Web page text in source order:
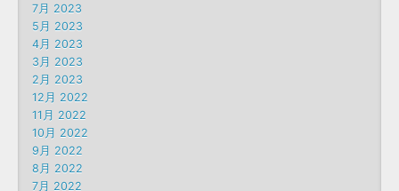
7月 2023
5月 2023
4月 2023
3月 2023
2月 2023
12月 2022
11月 2022
10月 2022
9月 2022
8月 2022
7月 2022